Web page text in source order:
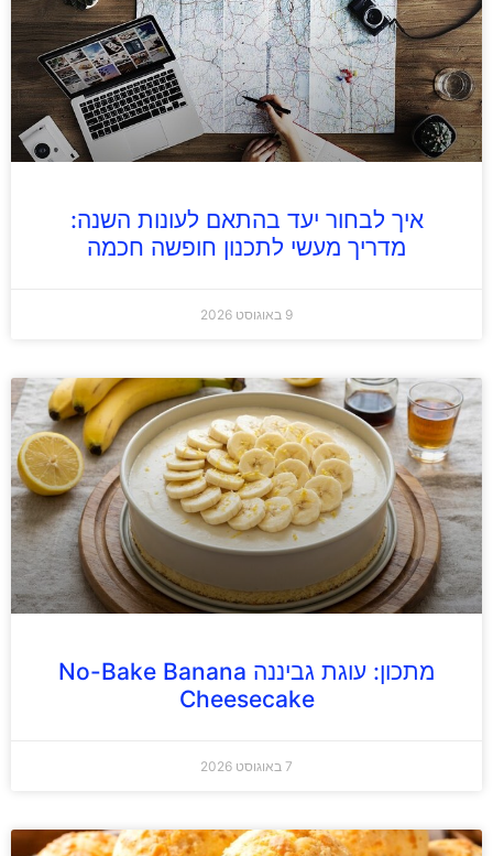
איך לבחור יעד בהתאם לעונות השנה:
מדריך מעשי לתכנון חופשה חכמה
9 באוגוסט 2026
מתכון: עוגת גביננה No-Bake Banana
Cheesecake
7 באוגוסט 2026